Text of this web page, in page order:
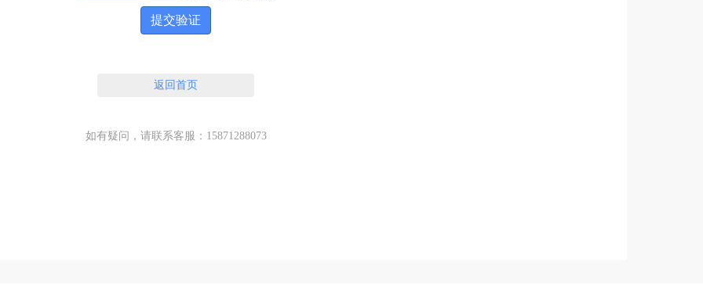
提交验证
返回首页
如有疑问，请联系客服：15871288073